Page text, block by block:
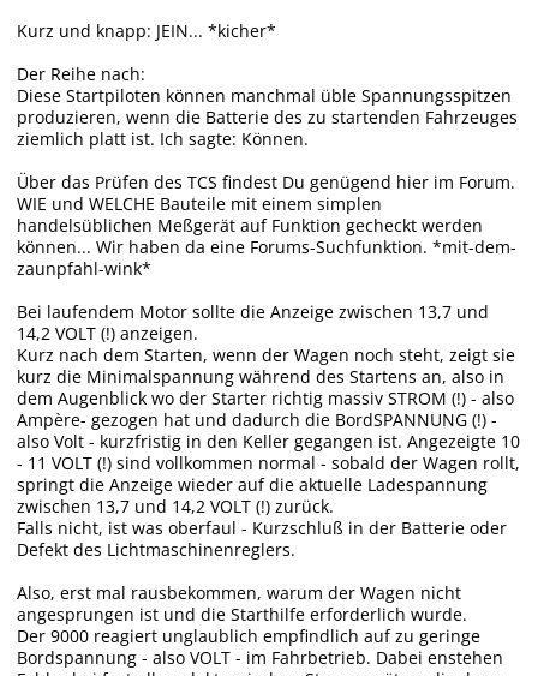
Kurz und knapp: JEIN... *kicher*
Der Reihe nach:
Diese Startpiloten können manchmal üble Spannungsspitzen
produzieren, wenn die Batterie des zu startenden Fahrzeuges
ziemlich platt ist. Ich sagte: Können.
Über das Prüfen des TCS findest Du genügend hier im Forum.
WIE und WELCHE Bauteile mit einem simplen
handelsüblichen Meßgerät auf Funktion gecheckt werden
können... Wir haben da eine Forums-Suchfunktion. *mit-dem-
zaunpfahl-wink*
Bei laufendem Motor sollte die Anzeige zwischen 13,7 und
14,2 VOLT (!) anzeigen.
Kurz nach dem Starten, wenn der Wagen noch steht, zeigt sie
kurz die Minimalspannung während des Startens an, also in
dem Augenblick wo der Starter richtig massiv STROM (!) - also
Ampère- gezogen hat und dadurch die BordSPANNUNG (!) -
also Volt - kurzfristig in den Keller gegangen ist. Angezeigte 10
- 11 VOLT (!) sind vollkommen normal - sobald der Wagen rollt,
springt die Anzeige wieder auf die aktuelle Ladespannung
zwischen 13,7 und 14,2 VOLT (!) zurück.
Falls nicht, ist was oberfaul - Kurzschluß in der Batterie oder
Defekt des Lichtmaschinenreglers.
Also, erst mal rausbekommen, warum der Wagen nicht
angesprungen ist und die Starthilfe erforderlich wurde.
Der 9000 reagiert unglaublich empfindlich auf zu geringe
Bordspannung - also VOLT - im Fahrbetrieb. Dabei enstehen